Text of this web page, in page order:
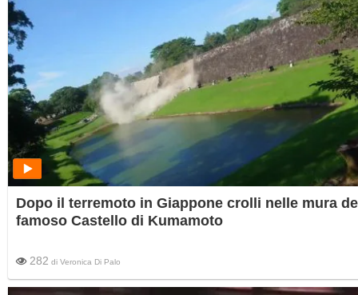
Dopo il terremoto in Giappone crolli nelle mura
famoso Castello di Kumamoto
282 di Veronica Di Palo